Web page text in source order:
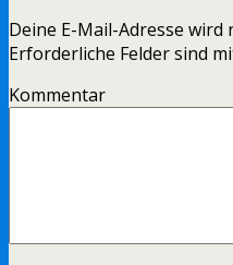
Deine E-Mail-Adresse
Erforderliche Felder sind
Kommentar